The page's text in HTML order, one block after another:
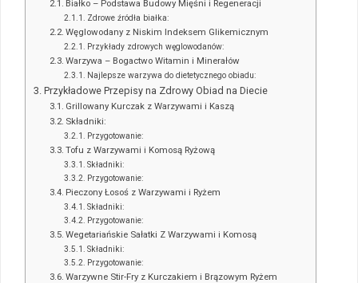
Białko – Podstawa Budowy Mięśni i Regeneracji
Zdrowe źródła białka:
Węglowodany z Niskim Indeksem Glikemicznym
Przykłady zdrowych węglowodanów:
Warzywa – Bogactwo Witamin i Minerałów
Najlepsze warzywa do dietetycznego obiadu:
Przykładowe Przepisy na Zdrowy Obiad na Diecie
Grillowany Kurczak z Warzywami i Kaszą
Składniki:
Przygotowanie:
Tofu z Warzywami i Komosą Ryżową
Składniki:
Przygotowanie:
Pieczony Łosoś z Warzywami i Ryżem
Składniki:
Przygotowanie:
Wegetariańskie Sałatki Z Warzywami i Komosą
Składniki:
Przygotowanie:
Warzywne Stir-Fry z Kurczakiem i Brązowym Ryżem